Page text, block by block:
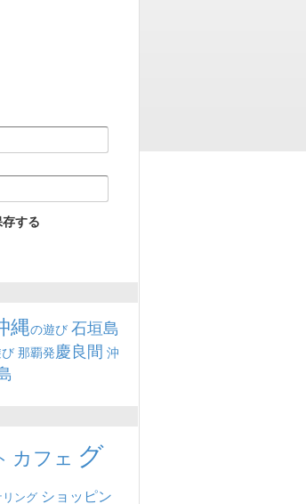
する
縄の遊び 石垣島
那覇発慶良間 沖
カフェ グ
ング ショッピン